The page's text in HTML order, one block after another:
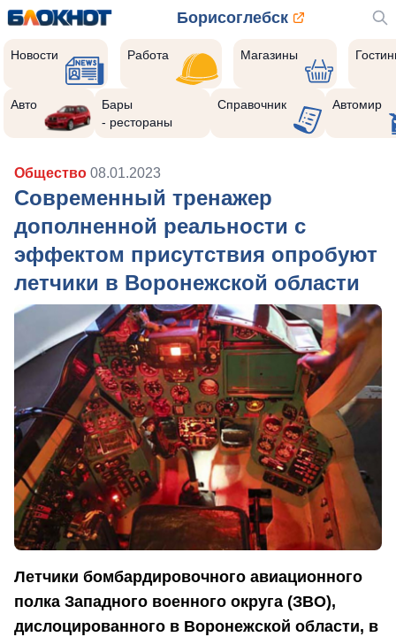
Борисоглебск
Новости Работа Магазины
Авто
Бары
- рестораны
Справочник Автомир
Общество 08.01.2023
Современный тренажер
дополненной реальности с
эффектом присутствия опробуют
летчики в Воронежской области
Летчики бомбардировочного авиационного
полка Западного военного округа (ЗВО),
дислоцированного в Воронежской области, в